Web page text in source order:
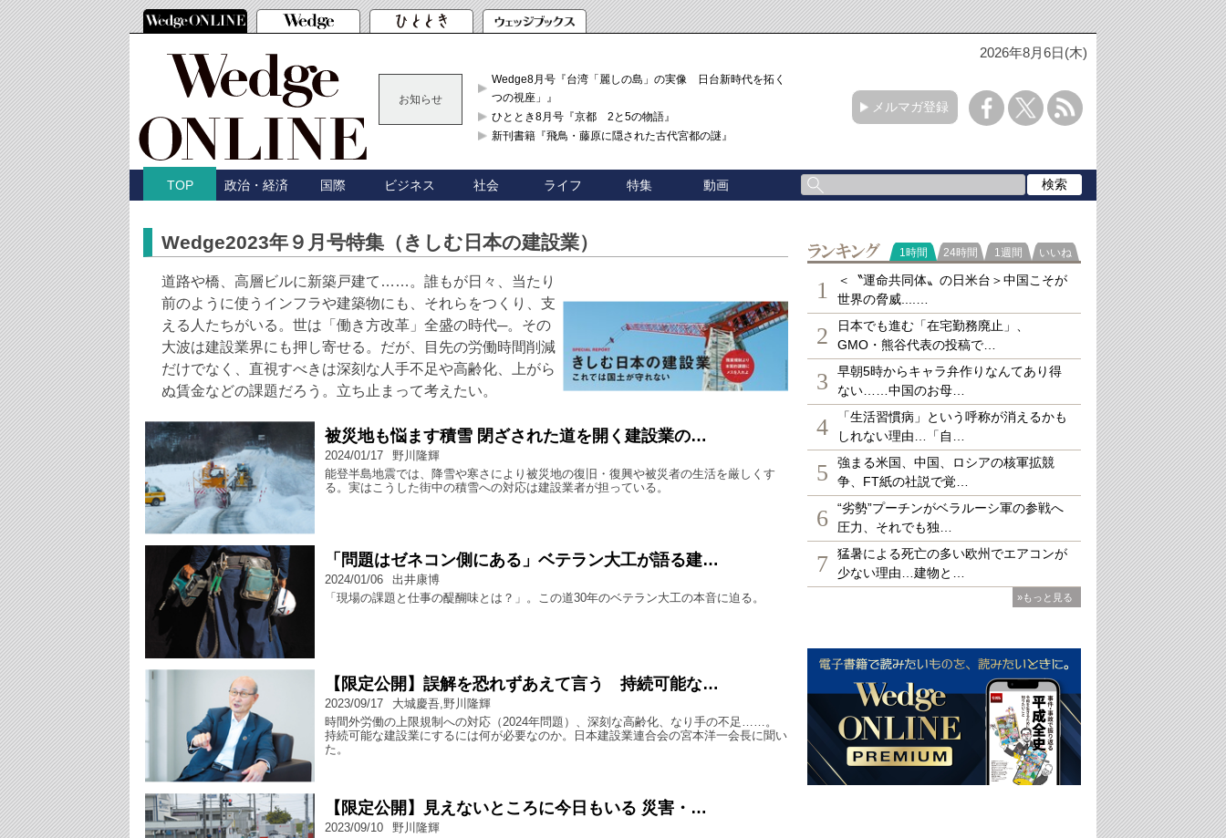
2026年8月6日(木)
お知らせ
Wedge8月号『台湾「麗しの島」の実像 日台新時代を拓く「3
つの視座」』
ひととき8月号『京都 2と5の物語』
新刊書籍『飛鳥・藤原に隠された古代宮都の謎』
メルマガ登録
TOP 政治・経済 国際 ビジネス 社会 ライフ 特集 動画
Wedge2023年９月号特集（きしむ日本の建設業）
道路や橋、高層ビルに新築戸建て……。誰もが日々、当たり
前のように使うインフラや建築物にも、それらをつくり、支
える人たちがいる。世は「働き方改革」全盛の時代─。その
大波は建設業界にも押し寄せる。だが、目先の労働時間削減
だけでなく、直視すべきは深刻な人手不足や高齢化、上がら
ぬ賃金などの課題だろう。立ち止まって考えたい。
被災地も悩ます積雪 閉ざされた道を開く建設業の…
2024/01/17
野川隆輝
能登半島地震では、降雪や寒さにより被災地の復旧・復興や被災者の生活を厳しくす
る。実はこうした街中の積雪への対応は建設業者が担っている。
「問題はゼネコン側にある」ベテラン大工が語る建…
2024/01/06
出井康博
「現場の課題と仕事の醍醐味とは？」。この道30年のベテラン大工の本音に迫る。
【限定公開】誤解を恐れずあえて言う 持続可能な…
2023/09/17
大城慶吾,野川隆輝
時間外労働の上限規制への対応（2024年問題）、深刻な高齢化、なり手の不足……。
持続可能な建設業にするには何が必要なのか。日本建設業連合会の宮本洋一会長に聞い
た。
【限定公開】見えないところに今日もいる 災害・…
2023/09/10
野川隆輝
ランキング
1時間 24時間 1週間 いいね
1
＜〝運命共同体〟の日米台＞中国こそが
世界の脅威....…
2
日本でも進む「在宅勤務廃止」、
GMO・熊谷代表の投稿で…
3
早朝5時からキャラ弁作りなんてあり得
ない……中国のお母…
4
「生活習慣病」という呼称が消えるかも
しれない理由…「自…
5
強まる米国、中国、ロシアの核軍拡競
争、FT紙の社説で覚…
6
“劣勢”プーチンがベラルーシ軍の参戦へ
圧力、それでも独…
7
猛暑による死亡の多い欧州でエアコンが
少ない理由…建物と…
»もっと見る